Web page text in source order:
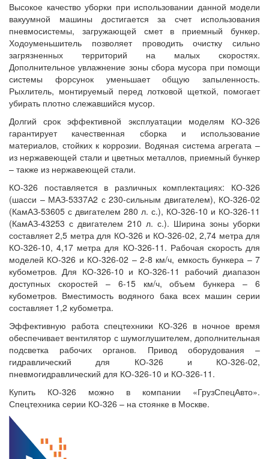
Высокое качество уборки при использовании данной модели
вакуумной машины достигается за счет использования
пневмосистемы, загружающей смет в приемный бункер.
Ходоуменьшитель позволяет проводить очистку сильно
загрязненных территорий на малых скоростях.
Дополнительное увлажнение зоны сбора мусора при помощи
системы форсунок уменьшает общую запыленность.
Рыхлитель, монтируемый перед лотковой щеткой, помогает
убирать плотно слежавшийся мусор.
Долгий срок эффективной эксплуатации моделям КО-326
гарантирует качественная сборка и использование
материалов, стойких к коррозии. Водяная система агрегата –
из нержавеющей стали и цветных металлов, приемный бункер
– также из нержавеющей стали.
КО-326 поставляется в различных комплектациях: КО-326
(шасси – МАЗ-5337А2 с 230-сильным двигателем), КО-326-02
(КамАЗ-53605 с двигателем 280 л. с.), КО-326-10 и КО-326-11
(КамАЗ-43253 с двигателем 210 л. с.). Ширина зоны уборки
составляет 2,5 метра для КО-326 и КО-326-02, 2,74 метра для
КО-326-10, 4,17 метра для КО-326-11. Рабочая скорость для
моделей КО-326 и КО-326-02 – 2-8 км/ч, емкость бункера – 7
кубометров. Для КО-326-10 и КО-326-11 рабочий диапазон
доступных скоростей – 6-15 км/ч, объем бункера – 6
кубометров. Вместимость водяного бака всех машин серии
составляет 1,2 кубометра.
Эффективную работа спецтехники КО-326 в ночное время
обеспечивает вентилятор с шумоглушителем, дополнительная
подсветка рабочих органов. Привод оборудования –
гидравлический для КО-326 и КО-326-02,
пневмогидравлический для КО-326-10 и КО-326-11.
Купить КО-326 можно в компании «ГрузСпецАвто».
Спецтехника серии КО-326 – на стоянке в Москве.